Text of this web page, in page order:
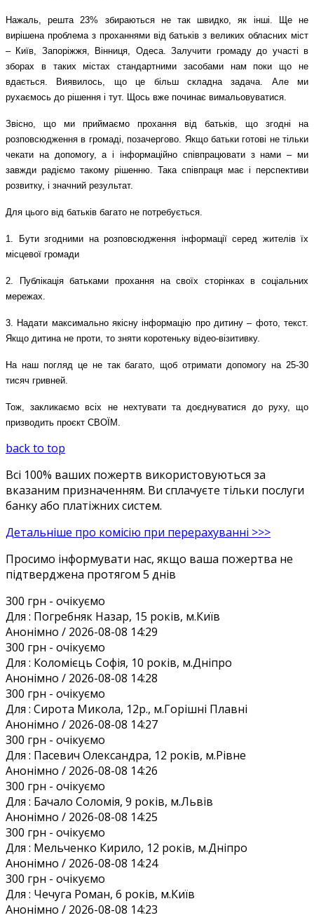
Нажаль, решта 23% збираються не так швидко, як інші. Ще не
вирішена проблема з проханнями від батьків з великих обласних міст
– Київ, Запоріжжя, Вінниця, Одеса. Залучити громаду до участі в
зборах в таких містах стандартними засобами нам поки що не
вдається. Виявилось, що це більш складна задача. Але ми
рухаємось до рішення і тут. Щось вже починає вимальовуватися.
Звісно, що ми приймаємо прохання від батьків, що згодні на
розповсюдження в громаді, позачергово. Якщо батьки готові не тільки
чекати на допомогу, а і інформаційно співпрацювати з нами – ми
завжди радіємо такому рішенню. Така співпраця має і перспективи
розвитку, і значний результат.
Для цього від батьків багато не потребується.
1. Бути згодними на розповсюдження інформації серед жителів їх
місцевої громади
2. Публікація батьками прохання на своїх сторінках в соціальних
мережах.
3. Надати максимально якісну інформацію про дитину – фото, текст.
Якщо дитина не проти, то зняти коротеньку відео-візитивку.
На наш погляд це не так багато, щоб отримати допомогу на 25-30
тисяч гривней.
Тож, закликаємо всіх не нехтувати та доєднуватися до руху, що
призводить проєкт СВОЇМ.
back to top
Всі 100% ваших пожертв використовуються за
вказаним призначенням. Ви сплачуєте тільки послуги
банку або платіжних систем.
Детальніше про комісію при перерахуванні >>>
Просимо інформувати нас, якщо ваша пожертва не
підтверджена протягом 5 днів
300 грн - очікуємо
Для : Погребняк Назар, 15 років, м.Київ
Анонiмно / 2026-08-08 14:29
300 грн - очікуємо
Для : Коломієць Софія, 10 років, м.Дніпро
Анонiмно / 2026-08-08 14:28
300 грн - очікуємо
Для : Сирота Микола, 12р., м.Горішні Плавні
Анонiмно / 2026-08-08 14:27
300 грн - очікуємо
Для : Пасевич Олександра, 12 років, м.Рівне
Анонiмно / 2026-08-08 14:26
300 грн - очікуємо
Для : Бачало Соломія, 9 років, м.Львів
Анонiмно / 2026-08-08 14:25
300 грн - очікуємо
Для : Мельченко Кирило, 12 років, м.Дніпро
Анонiмно / 2026-08-08 14:24
300 грн - очікуємо
Для : Чечуга Роман, 6 років, м.Київ
Анонiмно / 2026-08-08 14:23